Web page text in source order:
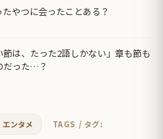
やつに会ったことある？
節は、たった2語しかない」章も節も
だった…？
エンタメ
TAGS / タグ: